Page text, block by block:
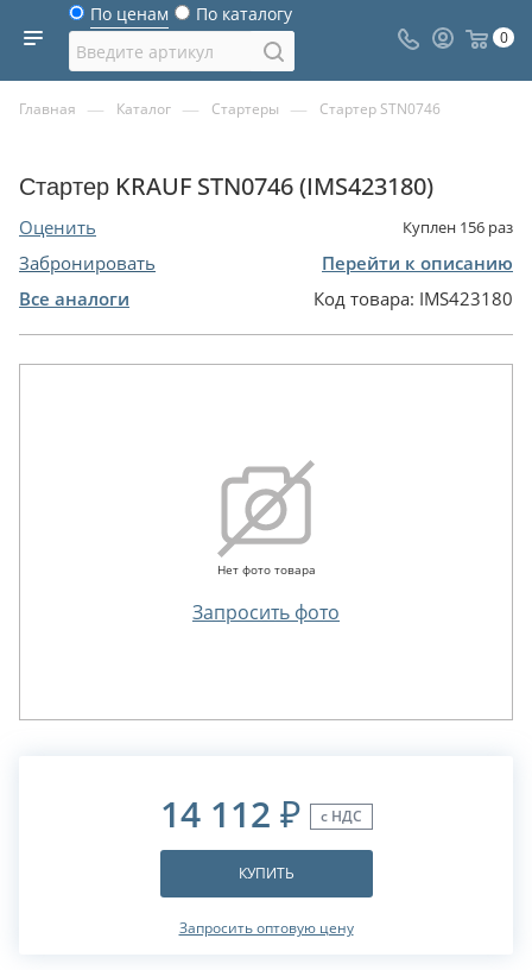
По ценам По каталогу
0
Главная — Каталог — Стартеры — Стартер STN0746
Стартер KRAUF STN0746 (IMS423180)
Оценить Куплен 156 раз
Забронировать
Перейти к описанию
Все аналоги
Код товара: IMS423180
Нет фото товара
Запросить фото
14 112 ₽ с НДС
КУПИТЬ
Запросить оптовую цену